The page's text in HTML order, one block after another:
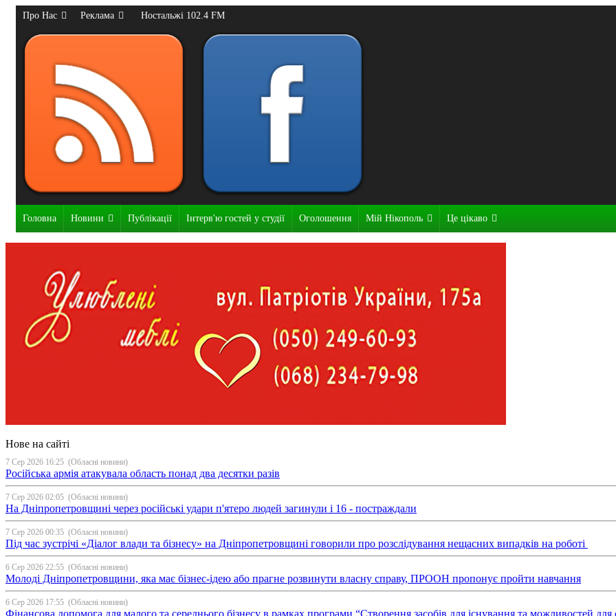
Про Нас Реклама Ностальжі 102.4 FM
Головна Новини Публікації Інтерв'ю гостей у студії Оголошення Мій Нікополь Це цікаво
Нове на сайті
7 Сер 2026 16:25 (Обласні новини)
Російська армія атакувала область понад два десятки разів
7 Сер 2026 02:05 (Обласні новини)
На Дніпропетровщині через російські удари п'ятеро людей загинули і 16 - постраждали
7 Сер 2026 00:35 (Обласні новини)
Під час зустрічі «Діалог влади та бізнесу» на Дніпропетровщині говорили про розслідування нещасних випадків на роботі
6 Сер 2026 22:55 (Обласні новини)
Молоді Дніпропетровщини, яка має бізнес-ідею або прагне розвинути власну справу, ПРООН пропонує пройти навчання
6 Сер 2026 17:55 (Обласні новини)
Фінансова допомога для малого та середнього бізнесу в рамках програми “Створення засобів для існування та можливостей